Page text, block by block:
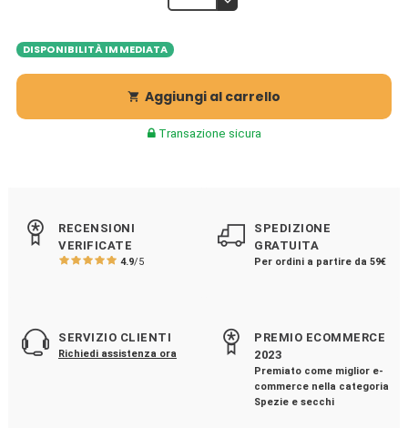
DISPONIBILITÀ IMMEDIATA
 Aggiungi al carrello
Transazione sicura
RECENSIONI
VERIFICATE
4.9/5
SPEDIZIONE
GRATUITA
Per ordini a partire da 59€
SERVIZIO CLIENTI
Richiedi assistenza ora
PREMIO ECOMMERCE
2023
Premiato come miglior e-
commerce nella categoria
Spezie e secchi